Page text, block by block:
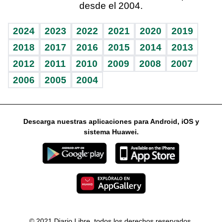
Vida y familia
Eñe
Celebrando la vida
Sin complejos
En pocas palabras
Escuchando al corazón
Economía Personal
Consulta Libre
BRV
TBT Deportivo
Más firmas
Guía del dinero
Horóscopos
desde el 2004.
2024 2023 2022 2021 2020
2019
2018
2017 2016 2015 2014
2013
2012
2011 2010 2009 2008
2007
2006
2005 2004
Descarga nuestras aplicaciones para Android, iOS y
sistema Huawei.